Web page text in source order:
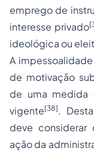
emprego de
interesse privado
ideológica ou
A
de motivação
de uma medida
vigente[38].
deve considerar
ação da